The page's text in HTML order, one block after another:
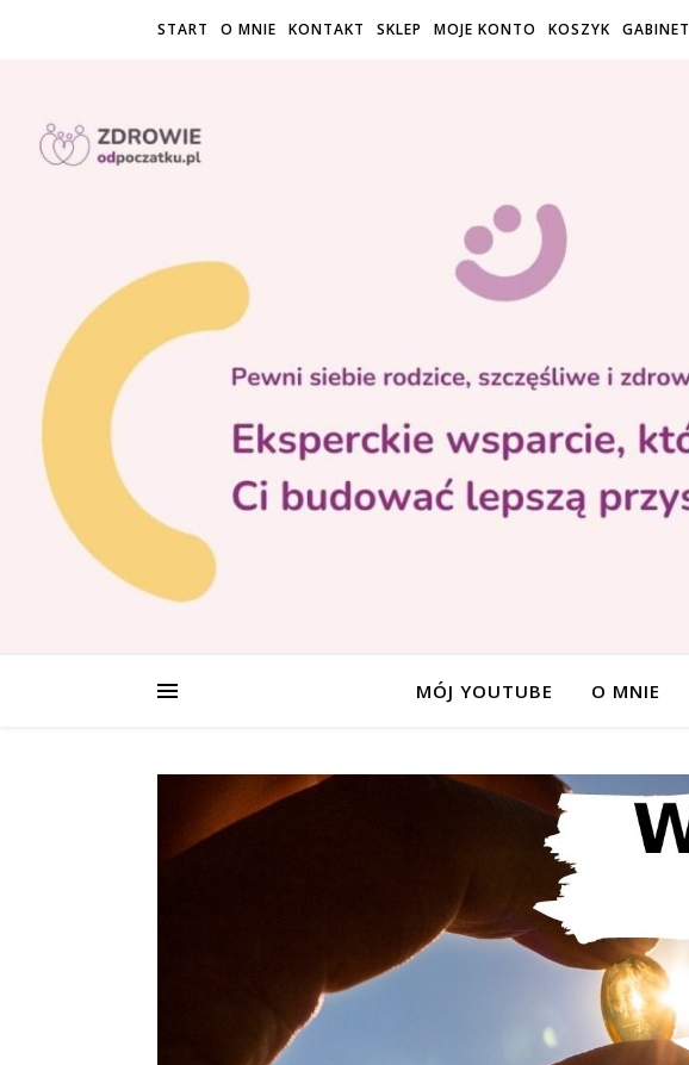
START O MNIE KONTAKT SKLEP MOJE KONTO KOSZYK GABINET
MÓJ YOUTUBE O MNIE